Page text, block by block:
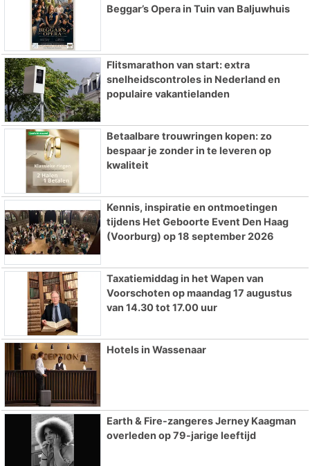
Beggar’s Opera in Tuin van Baljuwhuis
Flitsmarathon van start: extra
snelheidscontroles in Nederland en
populaire vakantielanden
Betaalbare trouwringen kopen: zo
bespaar je zonder in te leveren op
kwaliteit
Kennis, inspiratie en ontmoetingen
tijdens Het Geboorte Event Den Haag
(Voorburg) op 18 september 2026
Taxatiemiddag in het Wapen van
Voorschoten op maandag 17 augustus
van 14.30 tot 17.00 uur
Hotels in Wassenaar
Earth & Fire-zangeres Jerney Kaagman
overleden op 79-jarige leeftijd